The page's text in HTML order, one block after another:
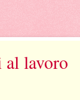
lavoro